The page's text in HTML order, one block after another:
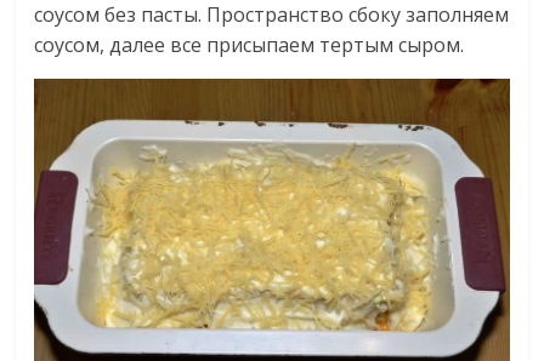
соусом без пасты. Пространство сбоку заполняем
соусом, далее все присыпаем тертым сыром.